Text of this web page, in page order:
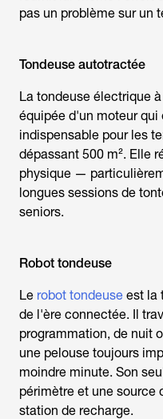
pas un problème sur un
Tondeuse autotractée
La tondeuse électrique
équipée d'un moteur qui
indispensable pour les
dépassant 500 m². Elle
physique —
longues sessions de
seniors.
Robot tondeuse
Le robot tondeuse est la
de l'ère connectée. Il
programmation, de nuit
une pelouse toujours
moindre minute. Son
périmètre et une source
station de recharge.